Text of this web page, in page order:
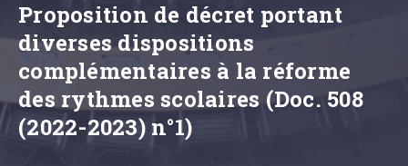
Proposition de décret portant
diverses dispositions
complémentaires à la réforme
des rythmes scolaires (Doc. 508
(2022-2023) n°1)